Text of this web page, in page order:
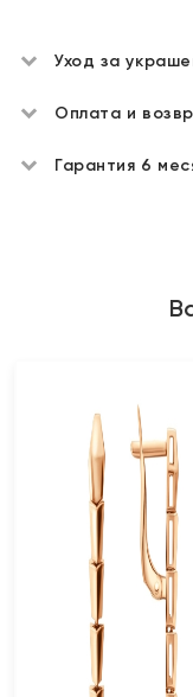
Уход за
Оплата и
Гарантия 6